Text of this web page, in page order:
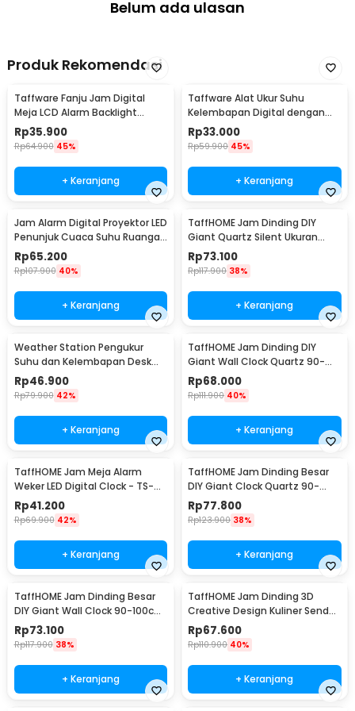
Rincian yang Anda dapatkan untuk pembelian produk ini:
1 x TaffHOME Jam Dinding Aesthetic Ginkgo Biloba Iron Silent
1 x Set Jarum Jam Cadangan
2 x Hook
Belum ada ulasan
Produk Rekomendasi
Taffware Fanju Jam Digital
Meja LCD Alarm Backlight
Sensor Suhu - JP9901
Rp35.900
Rp64.900 45%
+ Keranjang
Taffware Alat Ukur Suhu
Kelembapan Digital dengan
Jam Alarm Kalender - HTC-2
Rp33.000
Rp59.900 45%
+ Keranjang
Jam Alarm Digital Proyektor LED
Penunjuk Cuaca Suhu Ruangan
- 8190
Rp65.200
Rp107.900 40%
+ Keranjang
TaffHOME Jam Dinding DIY
Giant Quartz Silent Ukuran
Besar 90-100cm - DIY-101
Rp73.100
Rp117.900 38%
+ Keranjang
Weather Station Pengukur
Suhu dan Kelembapan Desk
Jam Alarm - 3210
Rp46.900
Rp79.900 42%
+ Keranjang
TaffHOME Jam Dinding DIY
Giant Wall Clock Quartz 90-
100cm - DIY-105
Rp68.000
Rp111.900 40%
+ Keranjang
TaffHOME Jam Meja Alarm
Weker LED Digital Clock - TS-
S60-W
Rp41.200
Rp69.900 42%
+ Keranjang
TaffHOME Jam Dinding Besar
DIY Giant Clock Quartz 90-
100cm - DIY-106
Rp77.800
Rp123.900 38%
+ Keranjang
TaffHOME Jam Dinding Besar
DIY Giant Wall Clock 90-100cm
- DIY-104
Rp73.100
Rp117.900 38%
+ Keranjang
TaffHOME Jam Dinding 3D
Creative Design Kuliner Sendok
Garpu 30.5cm - T6806
Rp67.600
Rp110.900 40%
+ Keranjang